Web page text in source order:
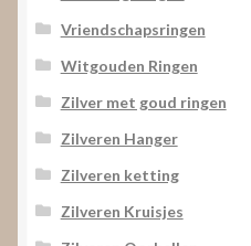
Vriendschapsringen
Witgouden Ringen
Zilver met goud ringen
Zilveren Hanger
Zilveren ketting
Zilveren Kruisjes